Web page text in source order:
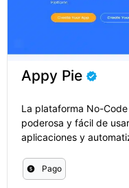
Appy Pie
La plataforma No-
poderosa y fácil de
aplicaciones y
Pago